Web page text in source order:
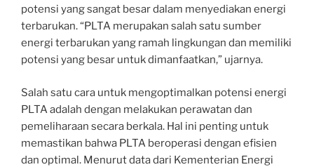
potensi yang sangat besar dalam menyediakan energi
terbarukan. “PLTA merupakan salah satu sumber
energi terbarukan yang ramah lingkungan dan memiliki
potensi yang besar untuk dimanfaatkan,” ujarnya.
Salah satu cara untuk mengoptimalkan potensi energi
PLTA adalah dengan melakukan perawatan dan
pemeliharaan secara berkala. Hal ini penting untuk
memastikan bahwa PLTA beroperasi dengan efisien
dan optimal. Menurut data dari Kementerian Energi